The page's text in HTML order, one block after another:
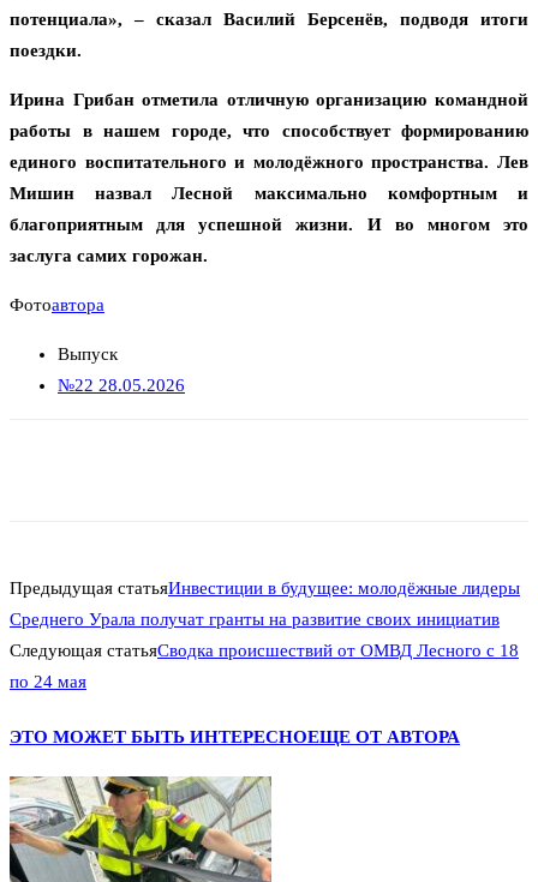
потенциала», – сказал Василий Берсенёв, подводя итоги
поездки.
Ирина Грибан отметила отличную организацию командной
работы в нашем городе, что способствует формированию
единого воспитательного и молодёжного пространства. Лев
Мишин назвал Лесной максимально комфортным и
благоприятным для успешной жизни. И во многом это
заслуга самих горожан.
Фотоавтора
Выпуск
№22 28.05.2026
Предыдущая статьяИнвестиции в будущее: молодёжные лидеры
Среднего Урала получат гранты на развитие своих инициатив
Следующая статьяСводка происшествий от ОМВД Лесного с 18
по 24 мая
ЭТО МОЖЕТ БЫТЬ ИНТЕРЕСНОЕЩЕ ОТ АВТОРА